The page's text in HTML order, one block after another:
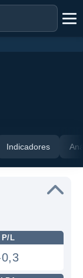
Indicadores
P/L